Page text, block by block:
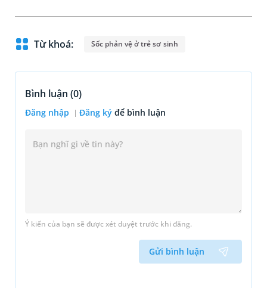
Từ khoá: Sốc phản vệ ở trẻ sơ sinh
Bình luận (0)
Đăng nhập Đăng ký để bình luận
Ý kiến của bạn sẽ được xét duyệt trước khi đăng.
Gửi bình luận